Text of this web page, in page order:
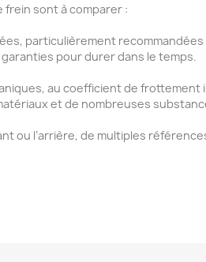
sont à comparer :
, particulièrement
pour durer dans le temps.
, au coefficient de frottement
et de nombreuses
ou l’arrière, de multiples